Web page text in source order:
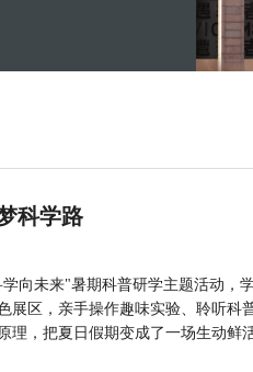
科学路
向未来"暑期科普研学主题活动，
展区，亲手操作趣味实验、聆听科
理，把夏日假期变成了一场生动鲜